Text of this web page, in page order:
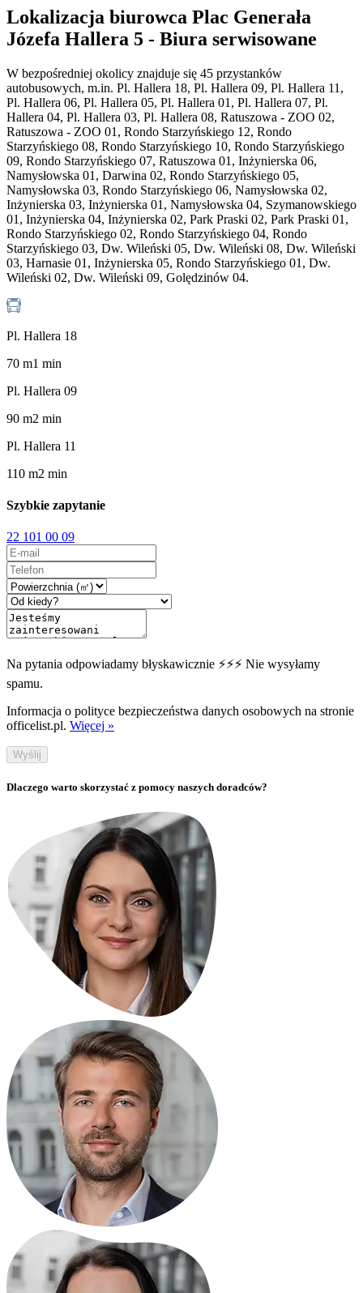
Lokalizacja biurowca Plac Generała
Józefa Hallera 5 - Biura serwisowane
W bezpośredniej okolicy znajduje się 45 przystanków
autobusowych, m.in. Pl. Hallera 18, Pl. Hallera 09, Pl. Hallera 11,
Pl. Hallera 06, Pl. Hallera 05, Pl. Hallera 01, Pl. Hallera 07, Pl.
Hallera 04, Pl. Hallera 03, Pl. Hallera 08, Ratuszowa - ZOO 02,
Ratuszowa - ZOO 01, Rondo Starzyńskiego 12, Rondo
Starzyńskiego 08, Rondo Starzyńskiego 10, Rondo Starzyńskiego
09, Rondo Starzyńskiego 07, Ratuszowa 01, Inżynierska 06,
Namysłowska 01, Darwina 02, Rondo Starzyńskiego 05,
Namysłowska 03, Rondo Starzyńskiego 06, Namysłowska 02,
Inżynierska 03, Inżynierska 01, Namysłowska 04, Szymanowskiego
01, Inżynierska 04, Inżynierska 02, Park Praski 02, Park Praski 01,
Rondo Starzyńskiego 02, Rondo Starzyńskiego 04, Rondo
Starzyńskiego 03, Dw. Wileński 05, Dw. Wileński 08, Dw. Wileński
03, Harnasie 01, Inżynierska 05, Rondo Starzyńskiego 01, Dw.
Wileński 02, Dw. Wileński 09, Golędzinów 04.
Pl. Hallera 18
70 m1 min
Pl. Hallera 09
90 m2 min
Pl. Hallera 11
110 m2 min
Szybkie zapytanie
22 101 00 09
Na pytania odpowiadamy błyskawicznie ⚡⚡⚡ Nie wysyłamy
spamu.
Informacja o polityce bezpieczeństwa danych osobowych na stronie
officelist.pl. Więcej »
Wyślij
Dlaczego warto skorzystać z pomocy naszych doradców?